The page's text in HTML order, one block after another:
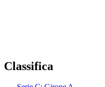
Classifica